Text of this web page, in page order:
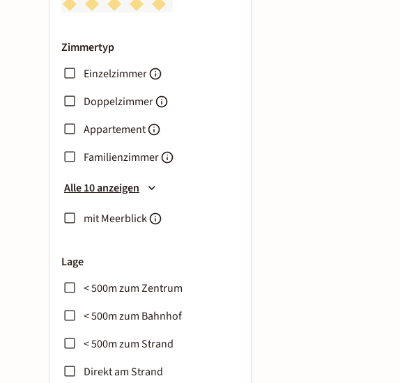
Zimmertyp
Einzelzimmer
Doppelzimmer
Appartement
Familienzimmer
Alle 10 anzeigen
mit Meerblick
Lage
< 500m zum Zentrum
< 500m zum Bahnhof
< 500m zum Strand
Direkt am Strand